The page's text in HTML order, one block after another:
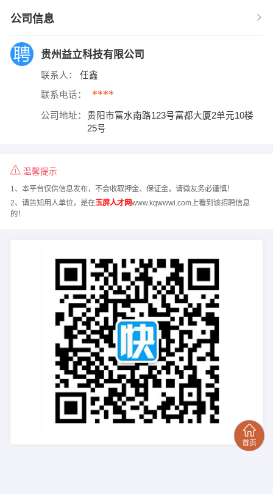
公司信息
贵州益立科技有限公司
联系人： 任鑫
联系电话： ****
公司地址：
贵阳市富水南路123号富都大厦2单元10楼
25号
温馨提示
1、本平台仅供信息发布，不会收取押金、保证金，请微友务必谨慎！
2、请告知用人单位，是在玉屏人才网www.kqwwwi.com上看到该招聘信息
的！